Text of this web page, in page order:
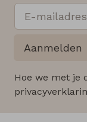
Aanmelden
Hoe we met je